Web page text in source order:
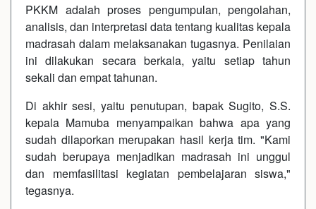
PKKM adalah proses pengumpulan, pengolahan,
analisis, dan interpretasi data tentang kualitas kepala
madrasah dalam melaksanakan tugasnya. Penilaian
ini dilakukan secara berkala, yaitu setiap tahun
sekali dan empat tahunan.
Di akhir sesi, yaitu penutupan, bapak Sugito, S.S.
kepala Mamuba menyampaikan bahwa apa yang
sudah dilaporkan merupakan hasil kerja tim. "Kami
sudah berupaya menjadikan madrasah ini unggul
dan memfasilitasi kegiatan pembelajaran siswa,"
tegasnya.